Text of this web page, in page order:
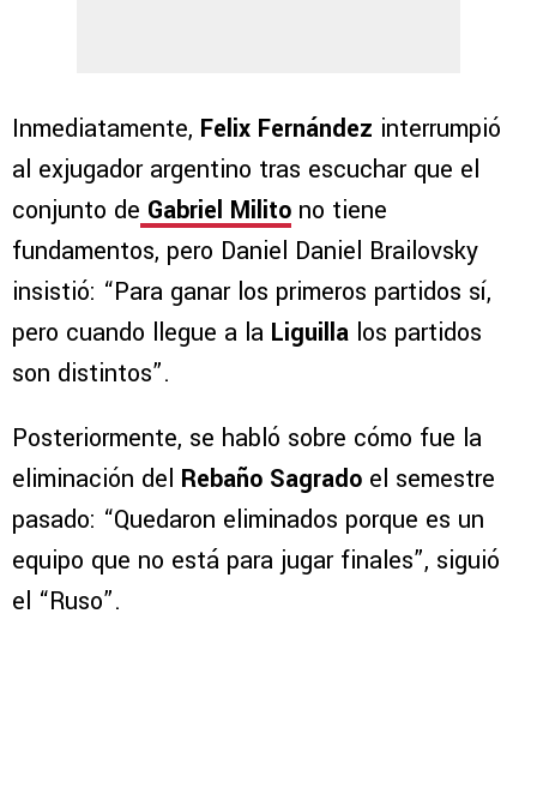
Inmediatamente, Felix Fernández interrumpió
al exjugador argentino tras escuchar que el
conjunto de Gabriel Milito no tiene
fundamentos, pero Daniel Daniel Brailovsky
insistió: “Para ganar los primeros partidos sí,
pero cuando llegue a la Liguilla los partidos
son distintos”.
Posteriormente, se habló sobre cómo fue la
eliminación del Rebaño Sagrado el semestre
pasado: “Quedaron eliminados porque es un
equipo que no está para jugar finales”, siguió
el “Ruso”.